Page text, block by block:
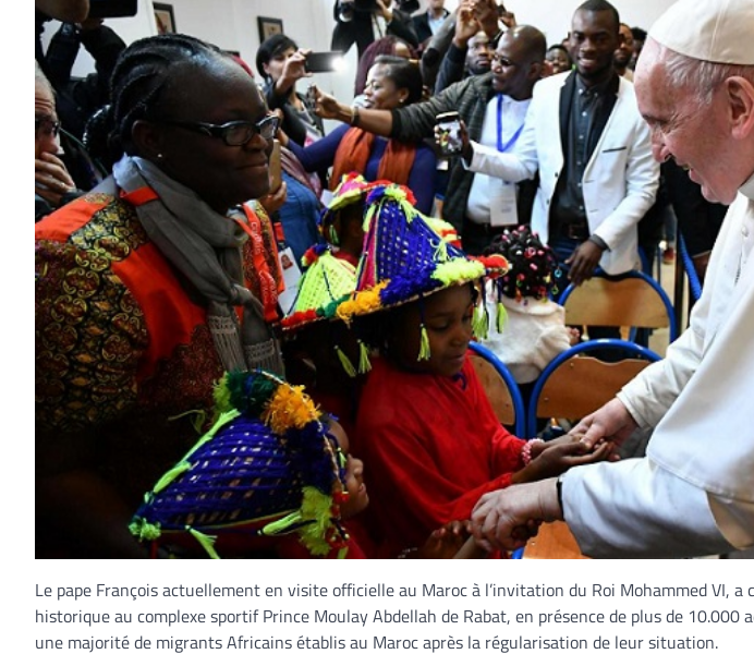
Le pape François actuellement en visite officielle au Maroc à l’invitation du Roi Mohammed VI, a
historique au complexe sportif Prince Moulay Abdellah de Rabat, en présence de plus de
une majorité de migrants Africains établis au Maroc après la régularisation de leur situation.